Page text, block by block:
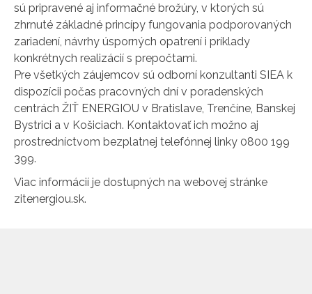
sú pripravené aj informačné brožúry, v ktorých sú
zhrnuté základné princípy fungovania podporovaných
zariadení, návrhy úsporných opatrení i príklady
konkrétnych realizácií s prepočtami.
Pre všetkých záujemcov sú odborní konzultanti SIEA k
dispozícii počas pracovných dní v poradenských
centrách ŽIŤ ENERGIOU v Bratislave, Trenčíne, Banskej
Bystrici a v Košiciach. Kontaktovať ich možno aj
prostredníctvom bezplatnej telefónnej linky 0800 199
399.
Viac informácií je dostupných na webovej stránke
zitenergiou.sk.